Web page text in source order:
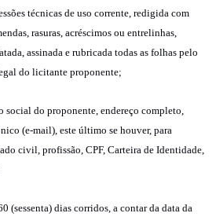
técnicas de uso corrente, redigida com
rasuras, acréscimos ou entrelinhas,
assinada e rubricada todas as folhas pelo
do licitante proponente;
social do proponente, endereço completo,
(e-mail), este último se houver, para
civil, profissão, CPF, Carteira de Identidade,
(sessenta) dias corridos, a contar da data da